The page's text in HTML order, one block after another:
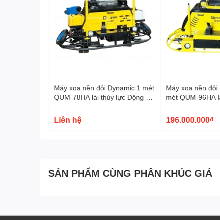
Máy xoa nền đôi Dynamic 1 mét
QUM-78HA lái thủy lực Động cơ
Liên hệ
Máy xoa nền đôi
mét QUM-96HA
196.000.000₫
SẢN PHẨM CÙNG PHÂN KHÚC GIÁ